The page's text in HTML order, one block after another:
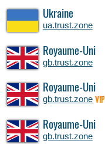
Ukraine
ua.trust.zone
Royaume-Uni
gb.trust.zone
Royaume-Uni
gb.trust.zone VIP
Royaume-Uni
gb.trust.zone